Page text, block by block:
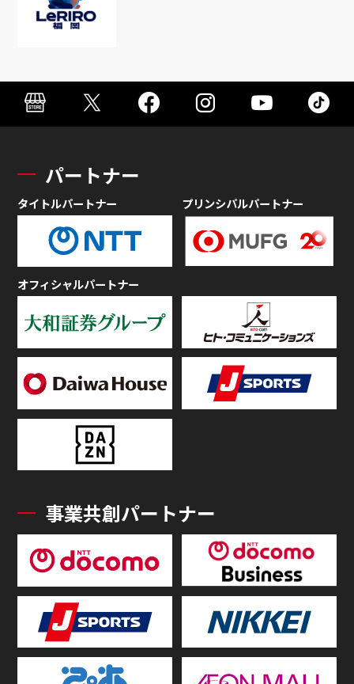
パートナー
タイトルパートナー プリンシパルパートナー
オフィシャルパートナー
事業共創パートナー